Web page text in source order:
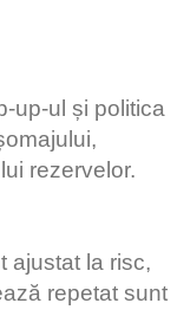
up-ul și politica
rezervelor.
ajustat la risc,
repetat sunt